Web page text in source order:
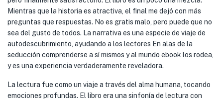
Mientras que la historia es atractiva, el final me dejó con más
preguntas que respuestas. No es gratis malo, pero puede que no
sea del gusto de todos. La narrativa es una especie de viaje de
autodescubrimiento, ayudando a los lectores En alas de la
seducción comprenderse a sí mismos y al mundo ebook los rodea,
y es una experiencia verdaderamente reveladora.
La lectura fue como un viaje a través del alma humana, tocando
emociones profundas. El libro era una sinfonía de lectura con